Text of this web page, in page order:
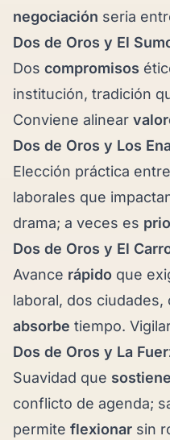
negociación seria
Dos de Oros y El
Dos compromisos
institución, tradición
Conviene alinear
Dos de Oros y Los
Elección práctica entre
laborales que
drama; a veces es
Dos de Oros y El
Avance rápido que
laboral, dos
absorbe tiempo.
Dos de Oros y La
Suavidad que sostiene
conflicto de agenda;
permite flexionar sin